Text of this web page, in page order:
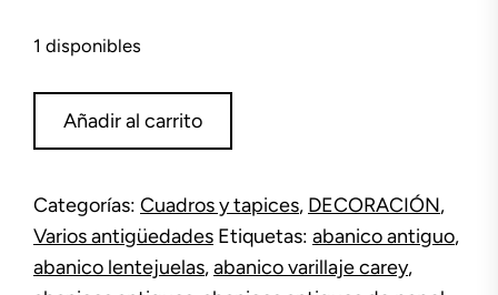
1 disponibles
abaniquera
cantidad
Añadir al carrito
Categorías: Cuadros y tapices, DECORACIÓN,
Varios antigüedades Etiquetas: abanico antiguo,
abanico lentejuelas,abanico varillaje carey,